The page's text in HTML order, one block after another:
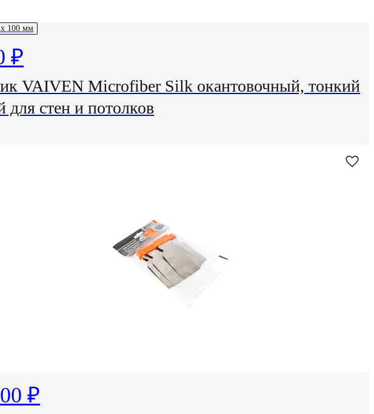
100 мм
₽
VAIVEN Microfiber Silk окантовочный, тонкий
для стен и потолков
₽